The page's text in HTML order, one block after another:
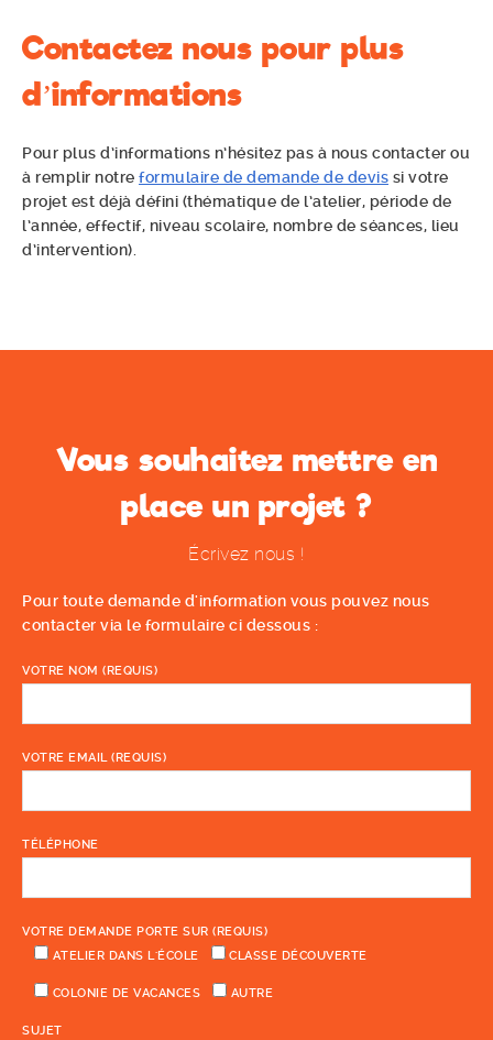
Contactez nous pour plus
d’informations
Pour plus d’informations n’hésitez pas à nous contacter ou
à remplir notre formulaire de demande de devis si votre
projet est déjà défini (thématique de l’atelier, période de
l’année, effectif, niveau scolaire, nombre de séances, lieu
d’intervention).
Vous souhaitez mettre en
place un projet ?
Écrivez nous !
Pour toute demande d'information vous pouvez nous
contacter via le formulaire ci dessous :
VOTRE NOM (REQUIS)
VOTRE EMAIL (REQUIS)
TÉLÉPHONE
VOTRE DEMANDE PORTE SUR (REQUIS)
ATELIER DANS L'ÉCOLE
CLASSE DÉCOUVERTE
COLONIE DE VACANCES AUTRE
SUJET